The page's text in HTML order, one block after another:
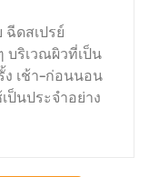
ดสเปรย์
บริเวณผิวที่เป็น
ง เช้า-ก่อนนอน
ป็นประจำอย่าง